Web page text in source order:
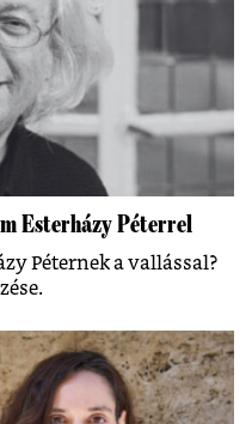
Esterházy Péterrel
Péternek a vallással?